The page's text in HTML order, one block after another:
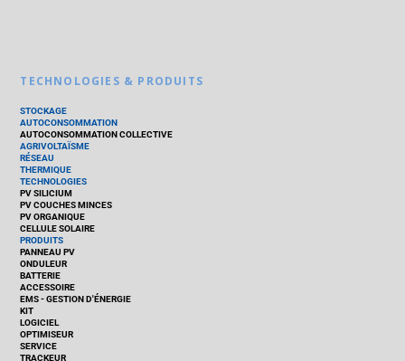
TECHNOLOGIES & PRODUITS
STOCKAGE
AUTOCONSOMMATION
AUTOCONSOMMATION COLLECTIVE
AGRIVOLTAÏSME
RÉSEAU
THERMIQUE
TECHNOLOGIES
PV SILICIUM
PV COUCHES MINCES
PV ORGANIQUE
CELLULE SOLAIRE
PRODUITS
PANNEAU PV
ONDULEUR
BATTERIE
ACCESSOIRE
EMS - GESTION D'ÉNERGIE
KIT
LOGICIEL
OPTIMISEUR
SERVICE
TRACKEUR